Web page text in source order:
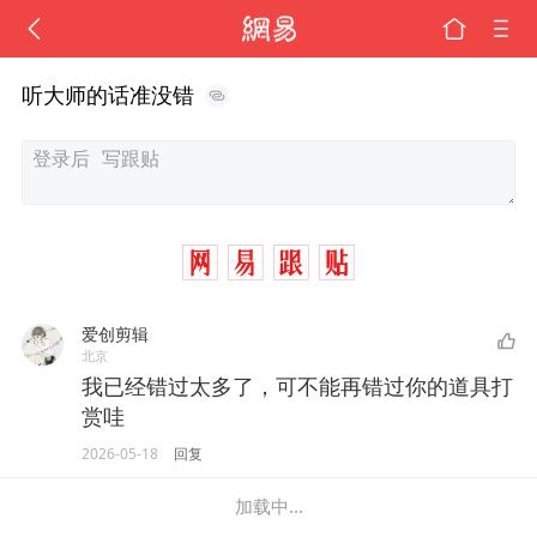
听大师的话准没错
爱创剪辑
北京
我已经错过太多了，可不能再错过你的道具打
赏哇
2026-05-18 回复
加载中...